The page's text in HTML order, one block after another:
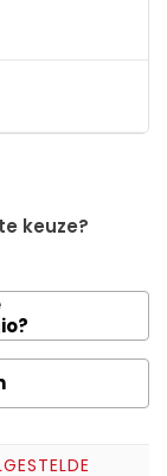
keuze?